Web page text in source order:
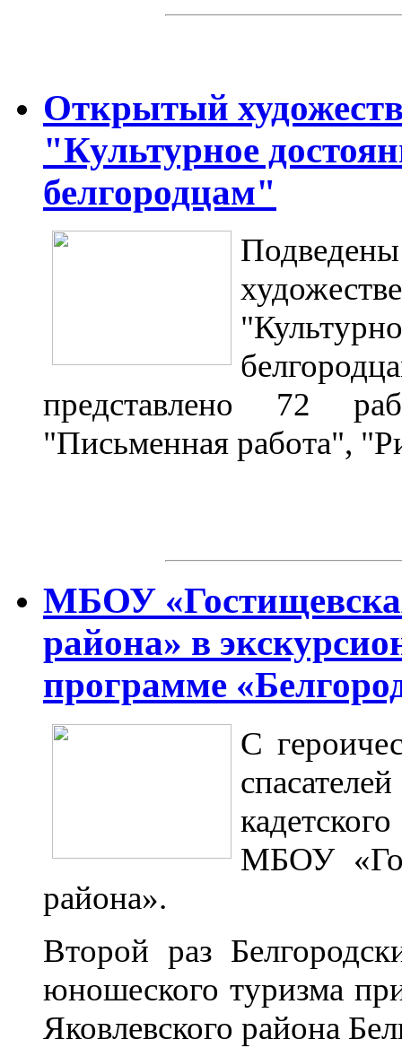
Открытый
"Культурное
белгородцам"
представлено 72
"Письменная работа",
МБОУ
района» в
программе
С
МБОУ
района».
Второй раз
юношеского туризма
Яковлевского района